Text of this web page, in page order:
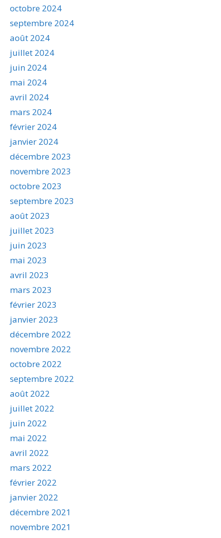
octobre 2024
septembre 2024
août 2024
juillet 2024
juin 2024
mai 2024
avril 2024
mars 2024
février 2024
janvier 2024
décembre 2023
novembre 2023
octobre 2023
septembre 2023
août 2023
juillet 2023
juin 2023
mai 2023
avril 2023
mars 2023
février 2023
janvier 2023
décembre 2022
novembre 2022
octobre 2022
septembre 2022
août 2022
juillet 2022
juin 2022
mai 2022
avril 2022
mars 2022
février 2022
janvier 2022
décembre 2021
novembre 2021